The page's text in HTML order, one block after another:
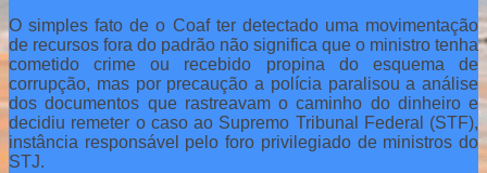
O simples fato de o Coaf ter detectado uma movimentação
de recursos fora do padrão não significa que o ministro tenha
cometido crime ou recebido propina do esquema de
corrupção, mas por precaução a polícia paralisou a análise
dos documentos que rastreavam o caminho do dinheiro e
decidiu remeter o caso ao Supremo Tribunal Federal (STF),
instância responsável pelo foro privilegiado de ministros do
STJ.